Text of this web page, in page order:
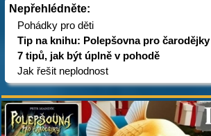
Nepřehlédněte:
Pohádky pro děti
Tip na knihu: Polepšovna pro čarodějky
7 tipů, jak být úplně v pohodě
Jak řešit neplodnost